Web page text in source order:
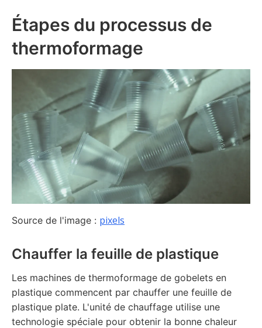
Étapes du processus de
thermoformage
Source de l'image : pixels
Chauffer la feuille de plastique
Les machines de thermoformage de gobelets en
plastique commencent par chauffer une feuille de
plastique plate. L'unité de chauffage utilise une
technologie spéciale pour obtenir la bonne chaleur